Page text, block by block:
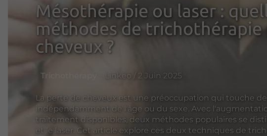
Mésothérapie ou laser :
méthodes de trichothérapie
cheveux ?
Trichothérapy Linkeo / 2 Juin 2025
La perte de cheveux est une préoccupation qui touche
indépendamment de l'âge ou du sexe. Avec
traitement disponibles, deux méthodes populaires se
et le laser. Cet article explore ces deux techniques de